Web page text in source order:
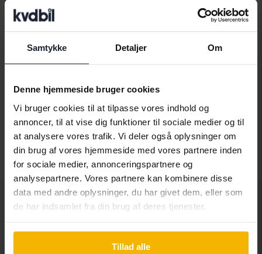
Samtykke Detaljer Om
Denne hjemmeside bruger cookies
Vi bruger cookies til at tilpasse vores indhold og
annoncer, til at vise dig funktioner til sociale medier og til
at analysere vores trafik. Vi deler også oplysninger om
din brug af vores hjemmeside med vores partnere inden
for sociale medier, annonceringspartnere og
analysepartnere. Vores partnere kan kombinere disse
data med andre oplysninger, du har givet dem, eller som
de har indsamlet fra din brug af deres tjenester.
Tillad alle
Chrysler
Dacia
Ferrari
Fiat
Ford
Honda
Mercedes
MINI
Mitsubishi
Nissan
Opel
Subaru
Tesla
Volvo
Andre tjenester